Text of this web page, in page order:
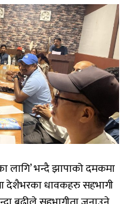
लागि’ भन्दै झापाको दमकमा
देशैभरका धावकहरु सहभागी